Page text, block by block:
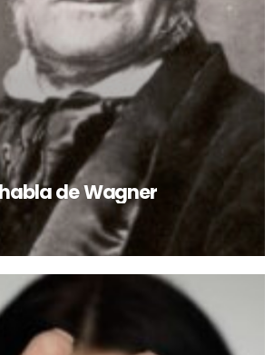
de Wagner